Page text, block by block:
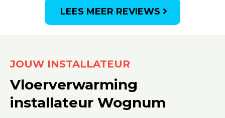
LEES MEER REVIEWS
JOUW INSTALLATEUR
Vloerverwarming
installateur Wognum